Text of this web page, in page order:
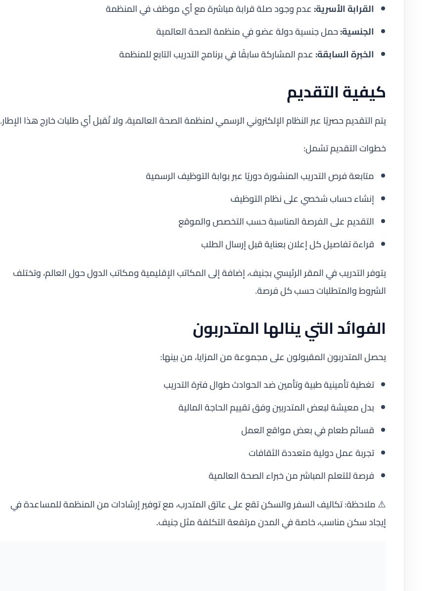
القرابة الأسرية: عدم وجود صلة قرابة مباشرة مع أي موظف في المنظمة
الجنسية:حمل جنسية دولة عضو في منظمة الصحة العالمية
الخبرة السابقة: عدم المشاركة سابقًا في برنامج التدريب التابع للمنظمة
كيفية التقديم
يتم التقديم حصريًا عبر النظام الإلكتروني الرسمي لمنظمة الصحة العالمية، ولا تُقبل أي طلبات خارج هذا الإطار.
خطوات التقديم تشمل:
متابعة فرص التدريب المنشورة دوريًا عبر بوابة التوظيف الرسمية
إنشاء حساب شخصي على نظام التوظيف
التقديم على الفرصة المناسبة حسب التخصص والموقع
قراءة تفاصيل كل إعلان بعناية قبل إرسال الطلب
يتوفر التدريب في المقر الرئيسي بجنيف، إضافة إلى المكاتب الإقليمية ومكاتب الدول حول العالم، وتختلف
الشروط والمتطلبات حسب كل فرصة.
الفوائد التي ينالها المتدربون
يحصل المتدربون المقبولون على مجموعة من المزايا، من بينها:
تغطية تأمينية طبية وتأمين ضد الحوادث طوال فترة التدريب
بدل معيشة لبعض المتدربين وفق تقييم الحاجة المالية
قسائم طعام في بعض مواقع العمل
تجربة عمل دولية متعددة الثقافات
فرصة للتعلم المباشر من خبراء الصحة العالمية
⚠️ ملاحظة: تكاليف السفر والسكن تقع على عاتق المتدرب، مع توفير إرشادات من المنظمة للمساعدة في
إيجاد سكن مناسب، خاصة في المدن مرتفعة التكلفة مثل جنيف.